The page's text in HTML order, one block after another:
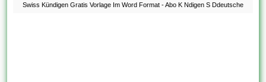
Swiss Kündigen Gratis Vorlage Im Word Format - Abo K Ndigen S Ddeutsche